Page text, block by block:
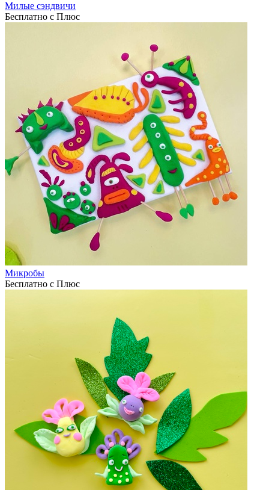
Милые сэндвичи
Бесплатно с Плюс
Микробы
Бесплатно с Плюс